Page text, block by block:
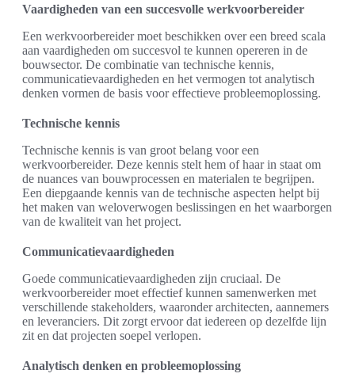
Vaardigheden van een succesvolle werkvoorbereider
Een werkvoorbereider moet beschikken over een breed scala
aan vaardigheden om succesvol te kunnen opereren in de
bouwsector. De combinatie van technische kennis,
communicatievaardigheden en het vermogen tot analytisch
denken vormen de basis voor effectieve probleemoplossing.
Technische kennis
Technische kennis is van groot belang voor een
werkvoorbereider. Deze kennis stelt hem of haar in staat om
de nuances van bouwprocessen en materialen te begrijpen.
Een diepgaande kennis van de technische aspecten helpt bij
het maken van weloverwogen beslissingen en het waarborgen
van de kwaliteit van het project.
Communicatievaardigheden
Goede communicatievaardigheden zijn cruciaal. De
werkvoorbereider moet effectief kunnen samenwerken met
verschillende stakeholders, waaronder architecten, aannemers
en leveranciers. Dit zorgt ervoor dat iedereen op dezelfde lijn
zit en dat projecten soepel verlopen.
Analytisch denken en probleemoplossing